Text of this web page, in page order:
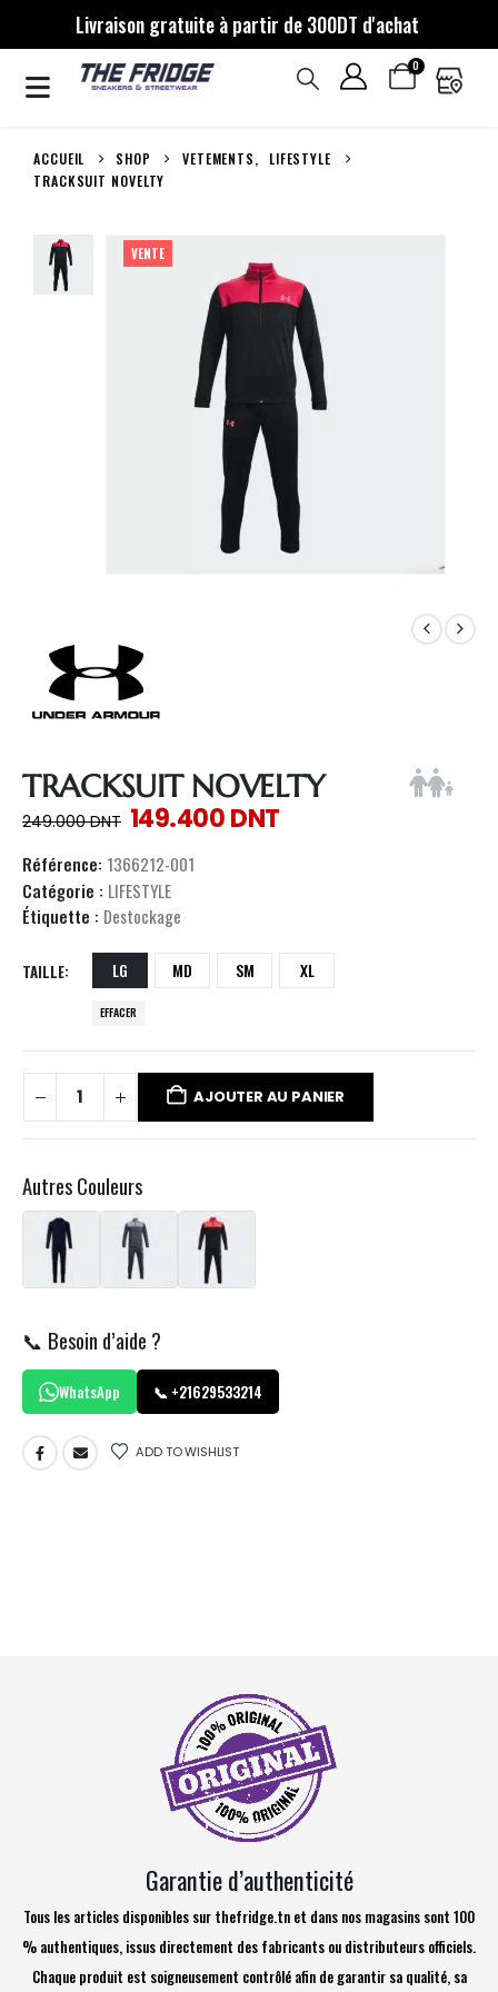
Livraison gratuite à partir de 300DT d'achat
0
ACCUEIL SHOP VETEMENTS,
LIFESTYLE
TRACKSUIT NOVELTY
VENTE
TRACKSUIT NOVELTY
249.000DNT 149.400DNT
Référence: 1366212-001
Catégorie : LIFESTYLE
Étiquette : Destockage
TAILLE LG MD SM XL
EFFACER
AJOUTER AU PANIER
Autres Couleurs
📞 Besoin d’aide ?
WhatsApp 📞 +21629533214
ADD TO WISHLIST
Garantie d’authenticité
Tous les articles disponibles sur thefridge.tn et dans nos magasins sont 100
% authentiques, issus directement des fabricants ou distributeurs officiels.
Chaque produit est soigneusement contrôlé afin de garantir sa qualité, sa